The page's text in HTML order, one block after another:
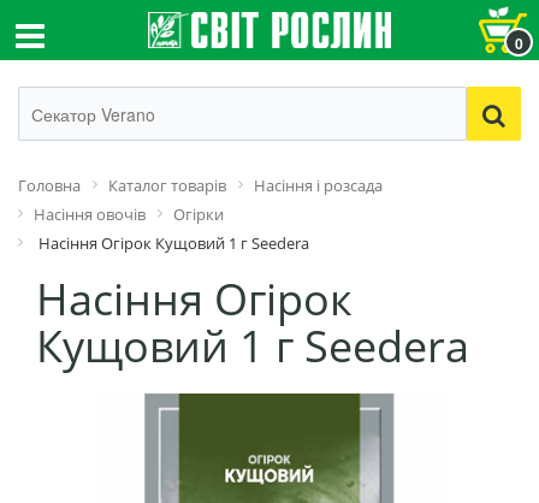
0
Головна Каталог товарів
Насіння і розсада
Насіння овочів
Огірки
Насіння Огірок Кущовий 1 г Seedera
Насіння Огірок
Кущовий 1 г Seedera